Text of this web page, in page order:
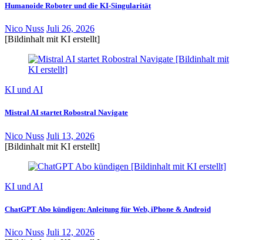
Humanoide Roboter und die KI-Singularität
Nico Nuss Juli 26, 2026
[Bildinhalt mit KI erstellt]
KI und AI
Mistral AI startet Robostral Navigate
Nico Nuss Juli 13, 2026
[Bildinhalt mit KI erstellt]
KI und AI
ChatGPT Abo kündigen: Anleitung für Web, iPhone & Android
Nico Nuss Juli 12, 2026